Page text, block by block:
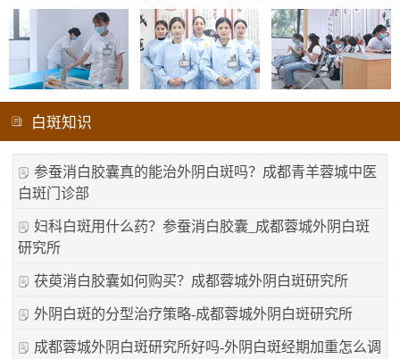
白斑知识
参蚕消白胶囊真的能治外阴白斑吗？成都青羊蓉城中医
白斑门诊部
妇科白斑用什么药？参蚕消白胶囊_成都蓉城外阴白斑
研究所
茯萸消白胶囊如何购买？成都蓉城外阴白斑研究所
外阴白斑的分型治疗策略-成都蓉城外阴白斑研究所
成都蓉城外阴白斑研究所好吗-外阴白斑经期加重怎么调